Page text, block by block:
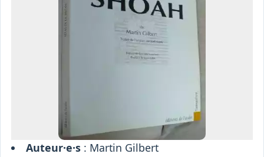
Auteur·e·s: Martin Gilbert